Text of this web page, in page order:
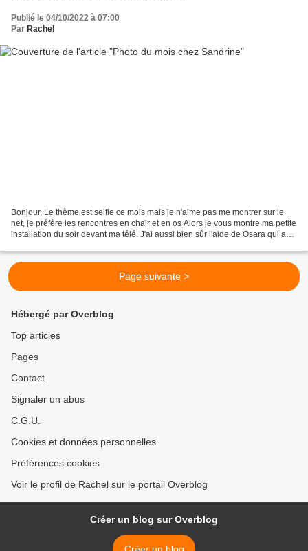
Publié le 04/10/2022 à 07:00
Par Rachel
Bonjour, Le thème est selfie ce mois mais je n'aime pas me montrer sur le
net, je préfère les rencontres en chair et en os Alors je vous montre ma petite
installation du soir devant ma télé. J'ai aussi bien sûr l'aide de Osara qui a
Page suivante >
Hébergé par Overblog
Top articles
Pages
Contact
Signaler un abus
C.G.U.
Cookies et données personnelles
Préférences cookies
Voir le profil de Rachel sur le portail Overblog
Créer un blog sur Overblog